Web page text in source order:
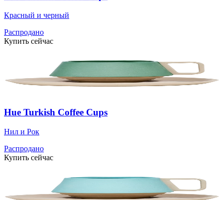
Красный и черный
Распродано
Купить сейчас
Hue Turkish Coffee Cups
Нил и Рок
Распродано
Купить сейчас